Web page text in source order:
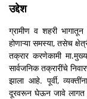
उद्देश
ग्रामीण व शहरी भागातून
होणाऱ्या समस्या, तसेच
तक्रार करणेकामी
सार्वजनिक तक्रारींचे
झाला आहे. पूर्वी,
दूरवरून घेऊन जावे लागत